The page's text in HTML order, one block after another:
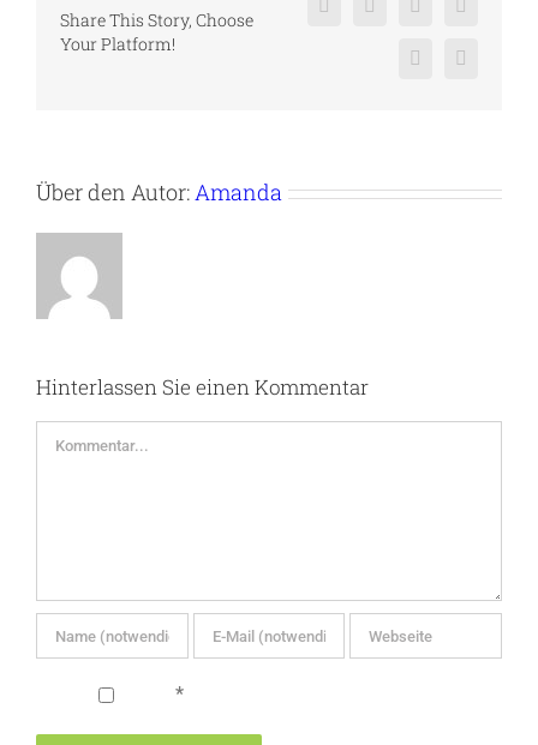
Share This Story, Choose
Your Platform!
Facebook
X RedditLinkedIn
PinterestVk
Über den Autor:Amanda
Hinterlassen Sie einen Kommentar
Kommentar
*